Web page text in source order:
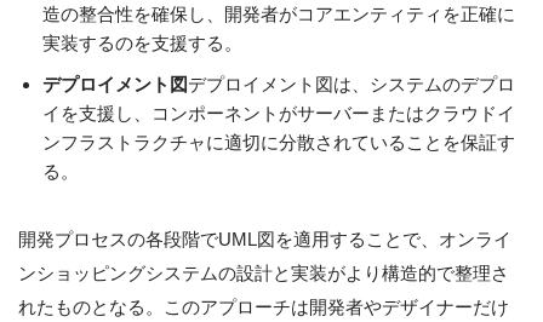
造の整合性を確保し、開発者がコアエンティティを正確に
実装するのを支援する。
デプロイメント図デプロイメント図は、システムのデプロ
イを支援し、コンポーネントがサーバーまたはクラウドイ
ンフラストラクチャに適切に分散されていることを保証す
る。
開発プロセスの各段階でUML図を適用することで、オンライ
ンショッピングシステムの設計と実装がより構造的で整理さ
れたものとなる。このアプローチは開発者やデザイナーだけ